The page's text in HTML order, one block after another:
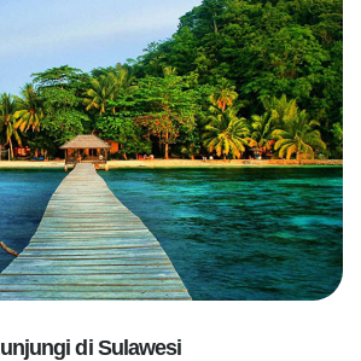
di Sulawesi